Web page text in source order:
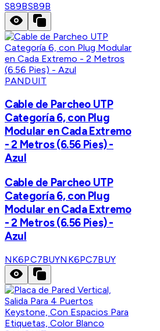
S89BS89B
PANDUIT
Cable de Parcheo UTP
Categoría 6, con Plug
Modular en Cada Extremo
- 2 Metros (6.56 Pies) -
Azul
Cable de Parcheo UTP
Categoría 6, con Plug
Modular en Cada Extremo
- 2 Metros (6.56 Pies) -
Azul
NK6PC7BUYNK6PC7BUY